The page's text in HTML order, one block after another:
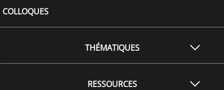
COLLOQUES
THÉMATIQUES
RESSOURCES